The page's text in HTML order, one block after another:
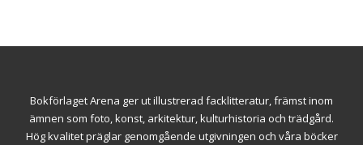
Bokförlaget Arena ger ut illustrerad facklitteratur, främst inom
ämnen som foto, konst, arkitektur, kulturhistoria och trädgård.
Hög kvalitet präglar genomgående utgivningen och våra böcker